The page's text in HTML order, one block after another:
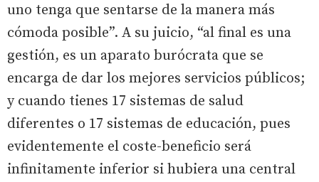
uno tenga que sentarse de la manera más
cómoda posible”. A su juicio, “al final es una
gestión, es un aparato burócrata que se
encarga de dar los mejores servicios públicos;
y cuando tienes 17 sistemas de salud
diferentes o 17 sistemas de educación, pues
evidentemente el coste-beneficio será
infinitamente inferior si hubiera una central